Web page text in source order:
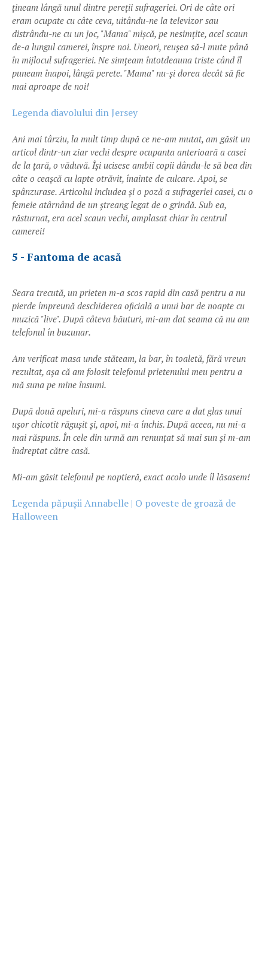
țineam lângă unul dintre pereții sufrageriei. Ori de câte ori
eram ocupate cu câte ceva, uitându-ne la televizor sau
distrându-ne cu un joc, "Mama" mișcă, pe nesimțite, acel scaun
de-a lungul camerei, înspre noi. Uneori, reușea să-l mute până
în mijlocul sufrageriei. Ne simțeam întotdeauna triste când îl
puneam înapoi, lângă perete. "Mama" nu-și dorea decât să fie
mai aproape de noi!
Legenda diavolului din Jersey
Ani mai târziu, la mult timp după ce ne-am mutat, am găsit un
articol dintr-un ziar vechi despre ocupanta anterioară a casei
de la țară, o văduvă. Își ucisese ambii copii dându-le să bea din
câte o ceașcă cu lapte otrăvit, înainte de culcare. Apoi, se
spânzurase. Articolul includea și o poză a sufrageriei casei, cu o
femeie atârnând de un ștreang legat de o grindă. Sub ea,
răsturnat, era acel scaun vechi, amplasat chiar în centrul
camerei!
5 - Fantoma de acasă
Seara trecută, un prieten m-a scos rapid din casă pentru a nu
pierde împreună deschiderea oficială a unui bar de noapte cu
muzică "live". După câteva băuturi, mi-am dat seama că nu am
telefonul în buzunar.
Am verificat masa unde stăteam, la bar, în toaletă, fără vreun
rezultat, așa că am folosit telefonul prietenului meu pentru a
mă suna pe mine însumi.
După două apeluri, mi-a răspuns cineva care a dat glas unui
ușor chicotit răgușit și, apoi, mi-a închis. După aceea, nu mi-a
mai răspuns. În cele din urmă am renunțat să mai sun și m-am
îndreptat către casă.
Mi-am găsit telefonul pe noptieră, exact acolo unde îl lăsasem!
Legenda păpușii Annabelle | O poveste de groază de
Halloween